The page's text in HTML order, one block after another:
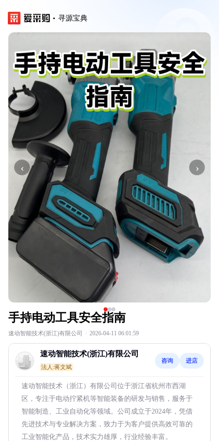
寻源宝典
‹ ›
手持电动工具安全指南
速动智能技术(浙江)有限公司 · 2026-04-11 06:01:59
速动智能技术(浙江)有限公司
法人:蒋文斌
咨询 进店
速动智能技术（浙江）有限公司位于浙江省杭州市西湖
区，专注于电动拧紧机等智能装备的研发与销售，服务于
智能制造、工业自动化等领域。公司成立于2024年，凭借
先进技术与专业解决方案，致力于为客户提供高效可靠的
工业智能化产品，技术实力雄厚，行业经验丰富。